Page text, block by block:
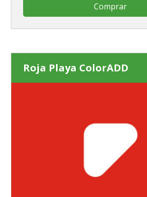
Comprar
Roja Playa ColorADD